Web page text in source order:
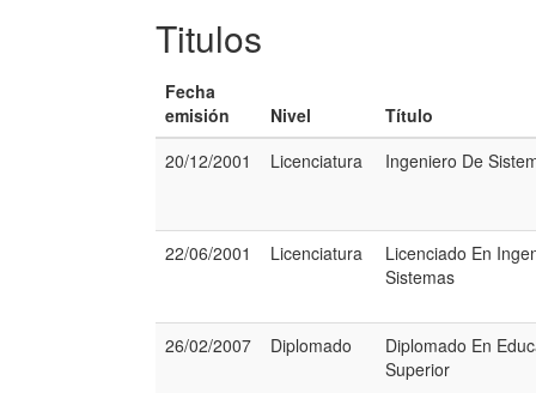
Titulos
Fecha
emisión
Nivel
Título
20/12/2001
Licenciatura Ingeniero De
22/06/2001 Licenciatura
Licenciado En
Sistemas
26/02/2007 Diplomado
Diplomado En
Superior